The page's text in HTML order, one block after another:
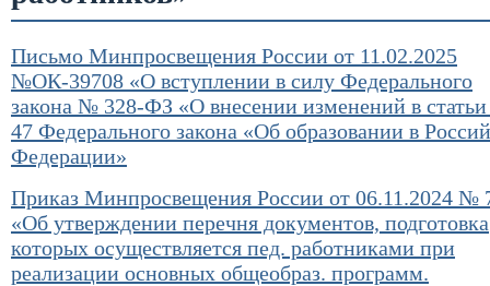
Волонтеры Победы
Волонтеры-Медики
Добровольчество
Первичная аккредитация выпускников
АХЧ – административно-хозяйственная часть
Дополнительное профессиональное образование
ИНФОРМАЦИОННОЙ СИСТЕМЫ В
ЗАКУПОК
НАЦИОНАЛЬНЫЕ ПРОЕКТЫ РОССИИ
WORLDSKILLS
Письмо Минпросвещения России от 11.02.2025
№ОК-39708 «О вступлении в силу Федерального
закона № 328-ФЗ «О внесении изменений в
47 Федерального закона «Об образовании в
Федерации»
Приказ Минпросвещения России от 06.11.2024 №
«Об утверждении перечня документов, подготовка
которых осуществляется пед. работниками при
реализации основных общеобраз. программ.